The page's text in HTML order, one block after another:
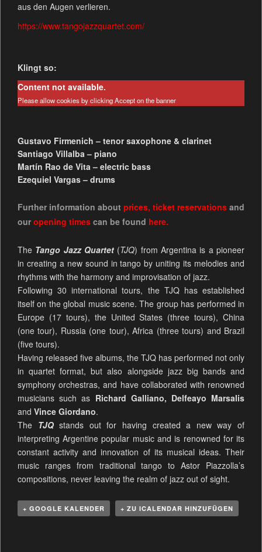
aus den Augen verlieren.
https://www.tangojazzquartet.com/
Klingt so:
Content not available.
Please allow cookies by clicking Accept on the banner
Gustavo Firmenich – tenor saxophone & clarinet
Santiago Villalba – piano
Martín Rao de Vita – electric bass
Ezequiel Vargas – drums
Further information about prices,ticket reservations and
our opening timescan be found here.
The Tango Jazz Quartet (TJQ) from Argentina is a pioneer
in creating a new sound in tango by uniting its melodies and
rhythms with the harmony and improvisation of jazz.
Following 30 international tours, the TJQ has established
itself on the global music scene. The group has performed in
Europe (17 tours), the United States (three tours), China
(one tour), Russia (one tour), Africa (three tours) and Brazil
(five tours).
Having released five albums, the TJQ has performed not only
in quartet format, but also alongside jazz big bands and
symphony orchestras, and have collaborated with renowned
musicians such as Richard Galliano, Delfeayo Marsalis
and Vince Giordano.
The TJQ stands out for having created a new way of
interpreting Argentine popular music and is renowned for its
constant activity and innovation of its musical ideas. Their
music ranges from traditional tango to Astor Piazzolla’s
compositions, never leaving the realm of jazz out of sight.
+ GOOGLE KALENDER + ZU ICALENDAR HINZUFÜGEN